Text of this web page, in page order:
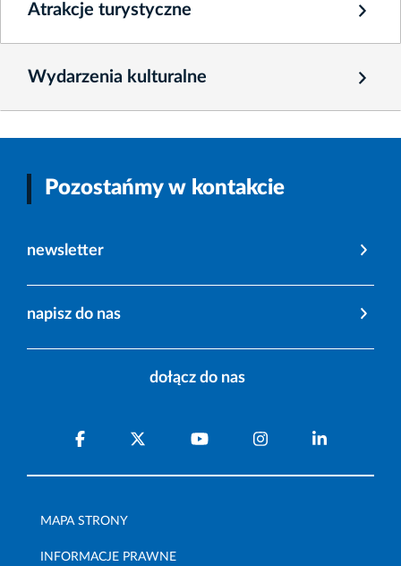
Atrakcje turystyczne
Wydarzenia kulturalne
Pozostańmy w kontakcie
newsletter
napisz do nas
dołącz do nas
MAPA STRONY
INFORMACJE PRAWNE